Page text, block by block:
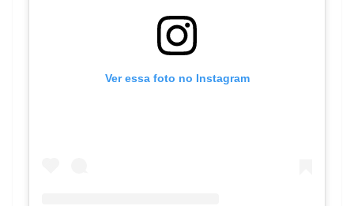
Ver essa foto no Instagram